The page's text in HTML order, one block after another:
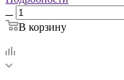
В корзину